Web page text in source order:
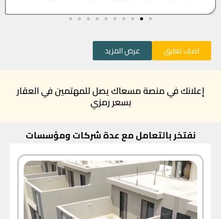
اضف تعليق عرض المزيد
إعلانك في منصة مسعاك يصل للمهتمين في العقار
بسعر رمزي
نفتخر بالتعامل مع عدة شركات ومؤسسات